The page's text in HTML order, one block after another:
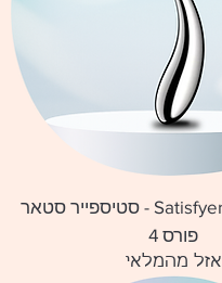
Satisfyer Star Force 4 - סטיספייר סטאר
פורס 4
אזל מהמלאי